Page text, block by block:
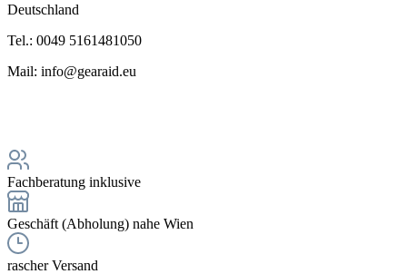
Deutschland
Tel.: 0049 5161481050
Mail: info@gearaid.eu
Fachberatung inklusive
Geschäft (Abholung) nahe Wien
rascher Versand